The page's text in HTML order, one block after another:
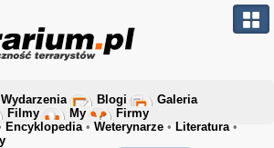
Wydarzenia Blogi
Galeria
Filmy My
Firmy
Encyklopedia• Weterynarze • Literatura•